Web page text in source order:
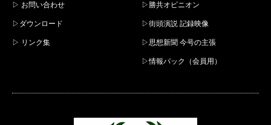
▷ お問い合わせ
▷ダウンロード
▷ リンク集
▷勝共オピニオン
▷街頭演説 記録映像
▷思想新聞 今号の主張
▷情報パック（会員用）